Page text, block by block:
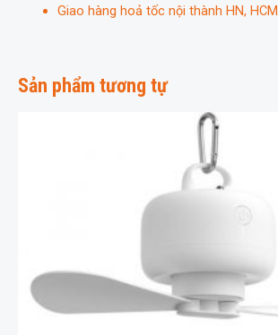
Giao hàng hoả tốc nội thành HN, HCM
Sản phẩm tương tự